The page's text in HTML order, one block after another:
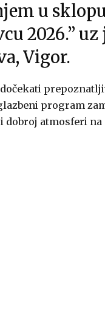
u
2026.”
Vigor.
program
dobroj atmosferi